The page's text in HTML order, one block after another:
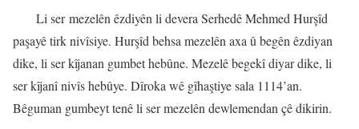
Li ser mezelên êzdiyên li devera Serhedê Mehmed Hurşîd
paşayê tirk nivîsiye. Hurşîd behsa mezelên axa û begên êzdiyan
dike, li ser kîjanan gumbet hebûne. Mezelê begekî diyar dike, li
ser kîjanî nivîs hebûye. Dîroka wê gîhaştiye sala 1114’an.
Bêguman gumbeyt tenê li ser mezelên dewlemendan çê dikirin.